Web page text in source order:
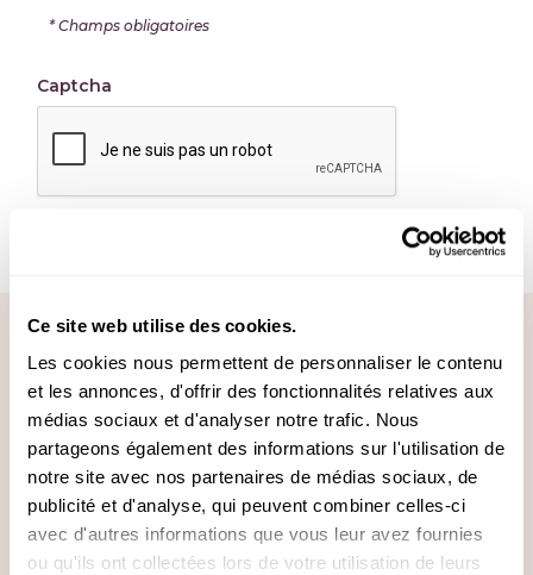
Ce site web utilise des cookies.
Les cookies nous permettent de personnaliser le contenu
et les annonces, d'offrir des fonctionnalités relatives aux
médias sociaux et d'analyser notre trafic. Nous
partageons également des informations sur l'utilisation de
notre site avec nos partenaires de médias sociaux, de
publicité et d'analyse, qui peuvent combiner celles-ci
avec d'autres informations que vous leur avez fournies
ou qu'ils ont collectées lors de votre utilisation de leurs
* Champs obligatoires
Captcha
ENREGISTRER
Livré•e où que vous soyez
Livraison gratuite en France métropolitaine
dès 49€ TTC et 99€ TTC en Europe. Votre
commande est expédiée en 2 jours ouvrés.
Paiement sécurisé
Payez par carte bancaire ou par PayPal en
toute sécurité grâce à des protocoles de
cryptage et de contrôle renforcés.
Des cosmétiques certifiés biologiques